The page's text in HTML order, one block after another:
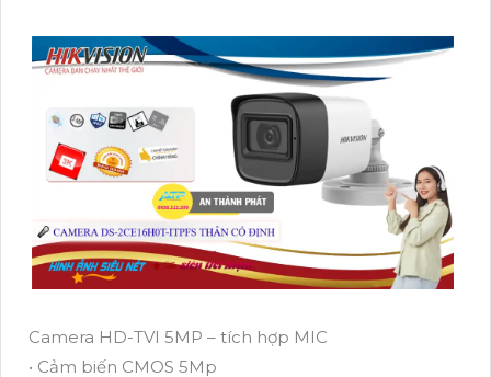
Camera HD-TVI 5MP – tích hợp MIC
• Cảm biến CMOS 5Mp